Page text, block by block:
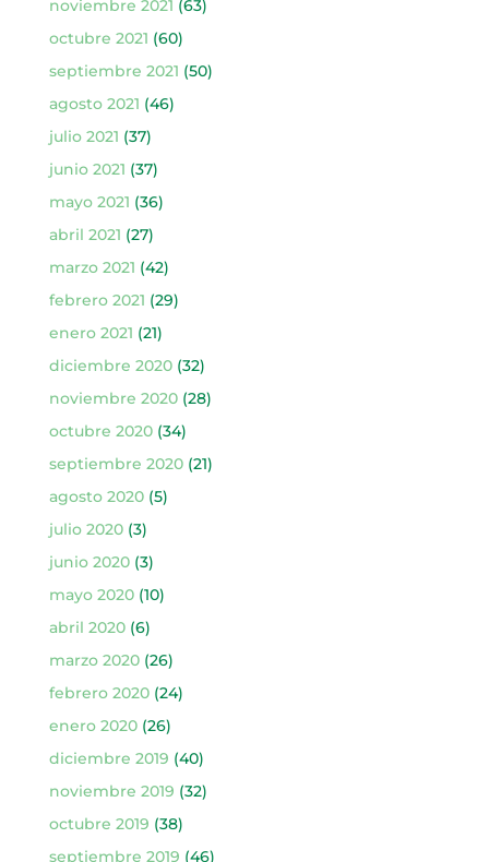
noviembre 2021 (63)
octubre 2021 (60)
septiembre 2021 (50)
agosto 2021 (46)
julio 2021 (37)
junio 2021 (37)
mayo 2021 (36)
abril 2021 (27)
marzo 2021 (42)
febrero 2021 (29)
enero 2021 (21)
diciembre 2020(32)
noviembre 2020(28)
octubre 2020(34)
septiembre 2020(21)
agosto 2020(5)
julio 2020(3)
junio 2020(3)
mayo 2020(10)
abril 2020(6)
marzo 2020(26)
febrero 2020(24)
enero 2020(26)
diciembre 2019 (40)
noviembre 2019 (32)
octubre 2019 (38)
septiembre 2019 (46)